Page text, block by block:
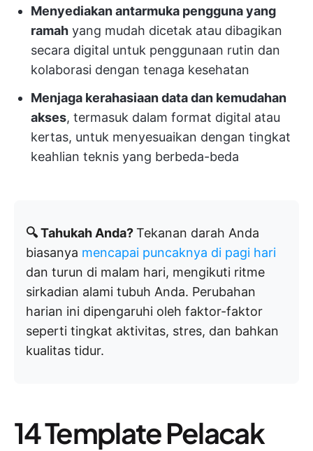
Menyediakan antarmuka pengguna yang
ramah yang mudah dicetak atau dibagikan
secara digital untuk penggunaan rutin dan
kolaborasi dengan tenaga kesehatan
Menjaga kerahasiaan data dan kemudahan
akses, termasuk dalam format digital atau
kertas, untuk menyesuaikan dengan tingkat
keahlian teknis yang berbeda-beda
🔍 Tahukah Anda?Tekanan darah Anda
biasanya mencapai puncaknya di pagi hari
dan turun di malam hari, mengikuti ritme
sirkadian alami tubuh Anda. Perubahan
harian ini dipengaruhi oleh faktor-faktor
seperti tingkat aktivitas, stres, dan bahkan
kualitas tidur.
14 Template Pelacak